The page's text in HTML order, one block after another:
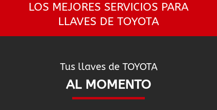
LOS MEJORES SERVICIOS PARA
LLAVES DE TOYOTA
Tus llaves de TOYOTA
AL MOMENTO